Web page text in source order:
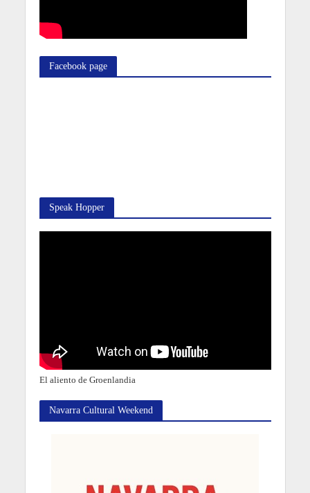
Facebook page
Speak Hopper
El aliento de Groenlandia
Navarra Cultural Weekend